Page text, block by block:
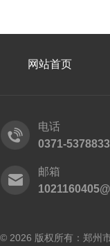
网站首页
电话
0371-
邮箱
© 2026 版权所有：郑州